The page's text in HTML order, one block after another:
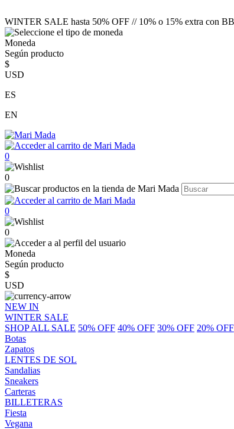
WINTER SALE hasta 50% OFF // 10% o 15% extra con
Moneda
Según producto
$
USD
ES
EN
0
0
0
0
Moneda
Según producto
$
USD
NEW IN
WINTER SALE
SHOP ALL SALE 50% OFF 40% OFF 30% OFF 20% OFF
Botas
Zapatos
LENTES DE SOL
Sandalias
Sneakers
Carteras
BILLETERAS
Fiesta
Vegana